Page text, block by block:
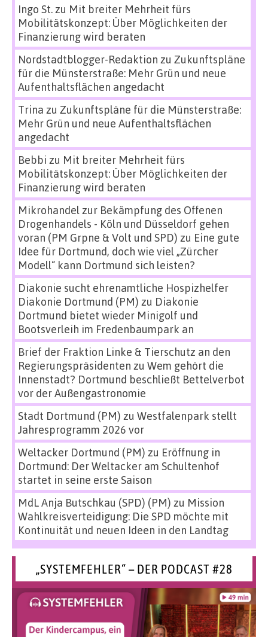
Ingo St.zu Mit breiter Mehrheit fürs
Mobilitätskonzept: Über Möglichkeiten der
Finanzierung wird beraten
Nordstadtblogger-Redaktion zu Zukunftspläne
für die Münsterstraße: Mehr Grün und neue
Aufenthaltsflächen angedacht
Trina zu Zukunftspläne für die Münsterstraße:
Mehr Grün und neue Aufenthaltsflächen
angedacht
Bebbi zu Mit breiter Mehrheit fürs
Mobilitätskonzept: Über Möglichkeiten der
Finanzierung wird beraten
Mikrohandel zur Bekämpfung des Offenen
Drogenhandels - Köln und Düsseldorf gehen
voran (PM Grpne & Volt und SPD) zu Eine gute
Idee für Dortmund, doch wie viel „Zürcher
Modell“ kann Dortmund sich leisten?
Diakonie sucht ehrenamtliche Hospizhelfer
Diakonie Dortmund (PM) zu Diakonie
Dortmund bietet wieder Minigolf und
Bootsverleih im Fredenbaumpark an
Brief der Fraktion Linke & Tierschutz an den
Regierungspräsidenten zu Wem gehört die
Innenstadt? Dortmund beschließt Bettelverbot
vor der Außengastronomie
Stadt Dortmund (PM) zu Westfalenpark stellt
Jahresprogramm 2026 vor
Weltacker Dortmund (PM) zu Eröffnung in
Dortmund: Der Weltacker am Schultenhof
startet in seine erste Saison
MdL Anja Butschkau (SPD) (PM) zu Mission
Wahlkreisverteidigung: Die SPD möchte mit
Kontinuität und neuen Ideen in den Landtag
„SYSTEMFEHLER“ – DER PODCAST #28